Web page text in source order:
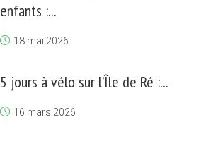
enfants :...
18 mai 2026
5 jours à vélo sur l’Île de Ré :...
16 mars 2026